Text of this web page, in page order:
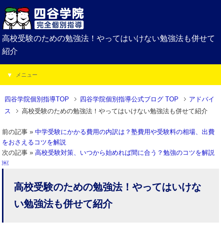
高校受験のための勉強法！やってはいけない勉強法も併せて
紹介
メニュー
四谷学院個別指導TOP 四谷学院個別指導公式ブログ TOP
アドバイ
ス
高校受験のための勉強法！やってはいけない勉強法も併せて紹介
前の記事 »中学受験にかかる費用の内訳は？塾費用や受験料の相場、出費
をおさえるコツを解説
次の記事 »高校受験対策、いつから始めれば間に合う？勉強のコツを解説
￼
高校受験のための勉強法！やってはいけな
い勉強法も併せて紹介